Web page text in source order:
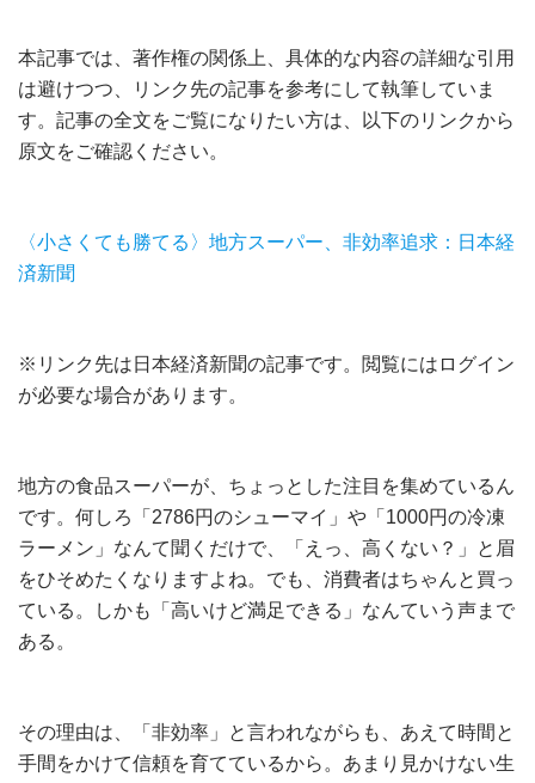
本記事では、著作権の関係上、具体的な内容の詳細な引用
は避けつつ、リンク先の記事を参考にして執筆していま
す。記事の全文をご覧になりたい方は、以下のリンクから
原文をご確認ください。
〈小さくても勝てる〉地方スーパー、非効率追求：日本経
済新聞
※リンク先は日本経済新聞の記事です。閲覧にはログイン
が必要な場合があります。
地方の食品スーパーが、ちょっとした注目を集めているん
です。何しろ「2786円のシューマイ」や「1000円の冷凍
ラーメン」なんて聞くだけで、「えっ、高くない？」と眉
をひそめたくなりますよね。でも、消費者はちゃんと買っ
ている。しかも「高いけど満足できる」なんていう声まで
ある。
その理由は、「非効率」と言われながらも、あえて時間と
手間をかけて信頼を育てているから。あまり見かけない生